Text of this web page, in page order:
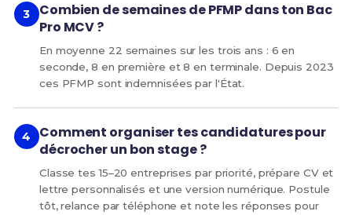
Combien de semaines de PFMP dans ton Bac
Pro MCV ?
En moyenne 22 semaines sur les trois ans : 6 en
seconde, 8 en première et 8 en terminale. Depuis 2023
ces PFMP sont indemnisées par l'État.
Comment organiser tes candidatures pour
décrocher un bon stage ?
Classe tes 15–20 entreprises par priorité, prépare CV et
lettre personnalisés et une version numérique. Postule
tôt, relance par téléphone et note les réponses pour